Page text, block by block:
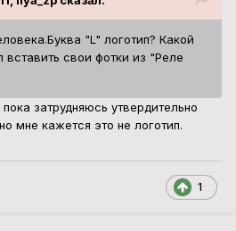
"L" логотип? Какой
вставить свои фотки из "Реле
затрудняюсь утвердительно
мне кажется это не логотип.
1